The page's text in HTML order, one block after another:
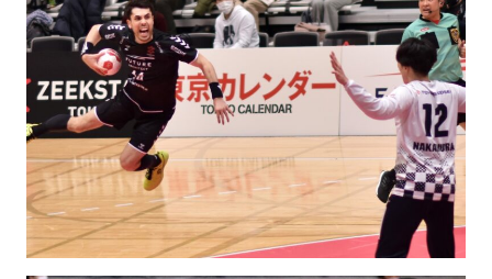
SCHOOL
PARTNERS
SHOP